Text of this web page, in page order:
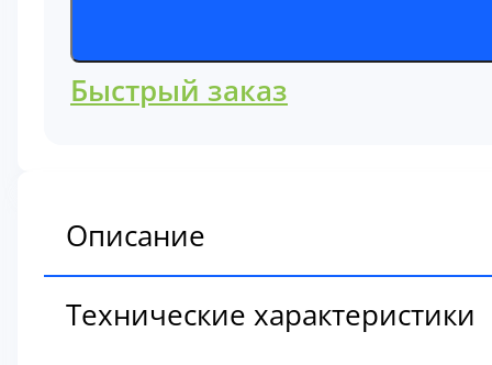
топливный
3890706
Быстрый заказ
Описание
Технические характеристики